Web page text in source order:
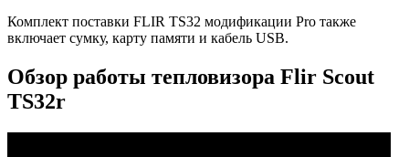
Комплект поставки FLIR TS32 модификации Pro также
включает сумку, карту памяти и кабель USB.
Обзор работы тепловизора Flir Scout
TS32r